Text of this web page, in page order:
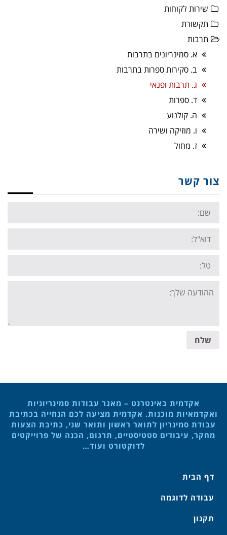
שירות לקוחות
תקשורת
תרבות
א. סמינריונים בתרבות
ב. סקירות ספרות בתרבות
ג. תרבות ופנאי
ד. ספרות
ה. קולנוע
ו. מוזיקה ושירה
ז. מחול
צור קשר
Name:
Email:
Tel:
Your
message:
שלח
אקדמית באינטרנט – מאגר עבודות סמינריוניות
ואקדמאיות מוכנות. אקדמית מציעה לכם הנחייה בכתיבת
עבודת סמינריון לתואר ראשון ותואר שני, כתיבת הצעות
מחקר, עיבודים סטטיסטיים, תרגום, הכנה של פרוייקטים
לדוקטורט ועוד…
דף הבית
עבודה לדוגמה
תקנון